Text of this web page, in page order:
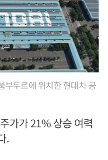
두르에 위치한 현대차 공
가가 21% 상승 여력
.